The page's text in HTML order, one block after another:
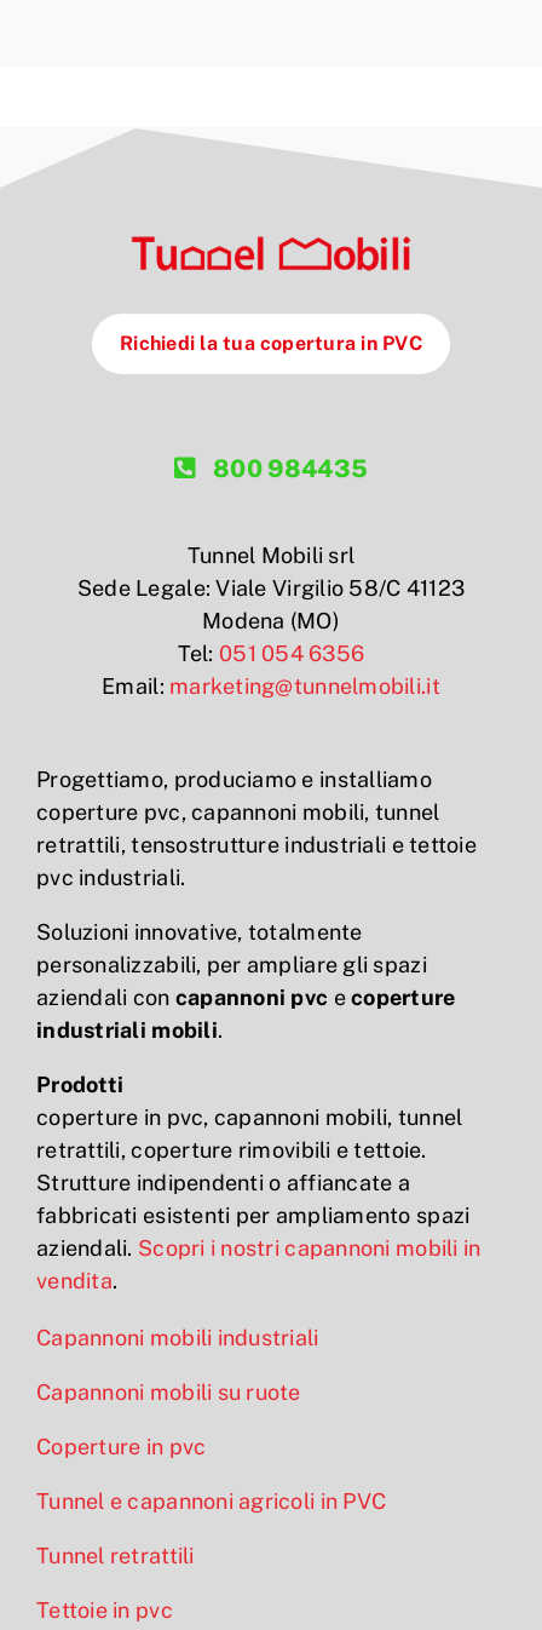
Richiedi la tua copertura in PVC
800 984435
Tunnel Mobili srl
Sede Legale: Viale Virgilio 58/C 41123
Modena (MO)
Tel: 051 054 6356
Email: marketing@tunnelmobili.it
Progettiamo, produciamo e installiamo
coperture pvc, capannoni mobili, tunnel
retrattili, tensostrutture industriali e tettoie
pvc industriali.
Soluzioni innovative, totalmente
personalizzabili, per ampliare gli spazi
aziendali con capannoni pvc ecoperture
industriali mobili.
Prodotti
coperture in pvc, capannoni mobili, tunnel
retrattili, coperture rimovibili e tettoie.
Strutture indipendenti o affiancate a
fabbricati esistenti per ampliamento spazi
aziendali. Scopri i nostri capannoni mobili in
vendita.
Capannoni mobili industriali
Capannoni mobili su ruote
Coperture in pvc
Tunnel e capannoni agricoli in PVC
Tunnel retrattili
Tettoie in pvc